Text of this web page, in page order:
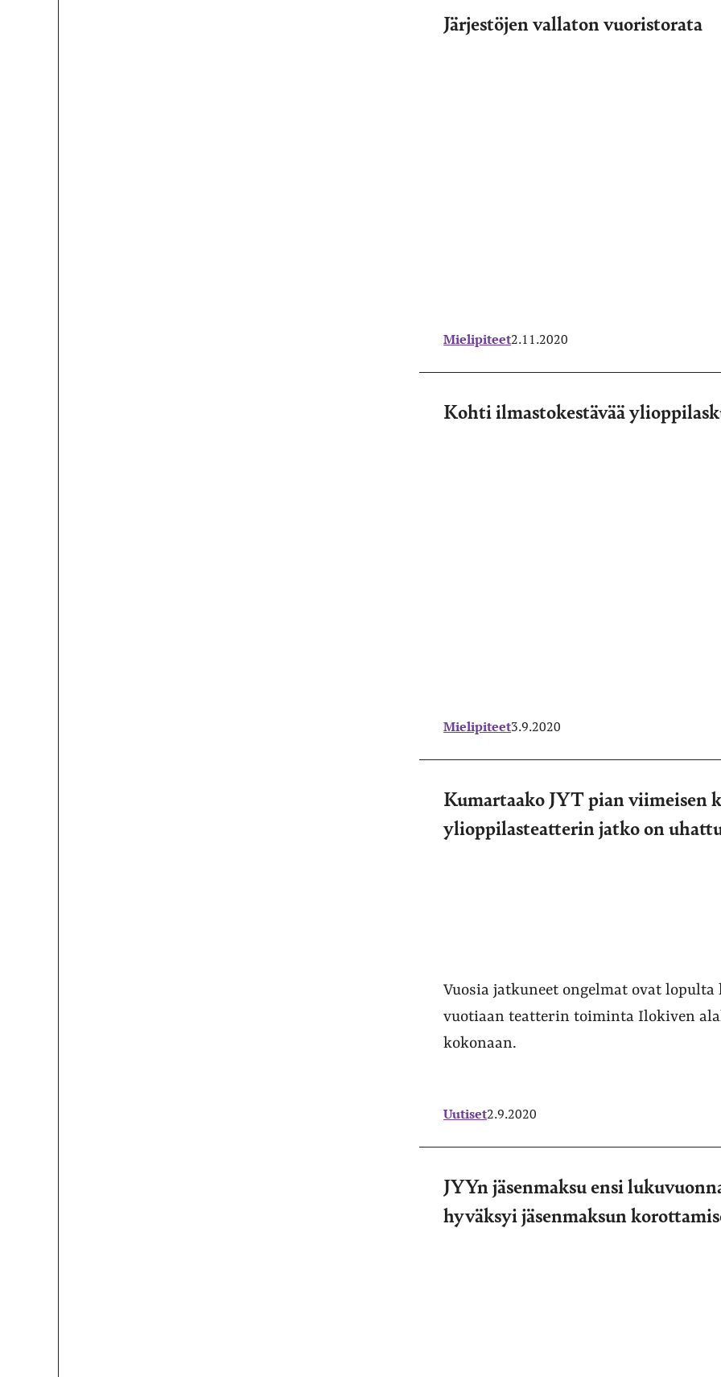
Järjestöjen vallaton vuoristorata
Mielipiteet2.11.2020
Kohti ilmastokestävää
Mielipiteet3.9.2020
Kumartaako JYT pian viimeisen
ylioppilasteatterin jatko on
Vuosia jatkuneet ongelmat ovat
vuotiaan teatterin toiminta Ilokiven
kokonaan.
Uutiset2.9.2020
JYYn jäsenmaksu ensi
hyväksyi jäsenmaksun